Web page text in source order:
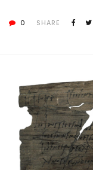
0 SHARE